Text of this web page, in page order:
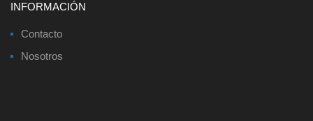
INFORMACIÓN
Contacto
Nosotros